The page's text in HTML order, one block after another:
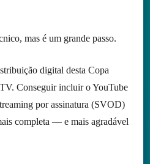
mas é um grande passo.
digital desta Copa
Conseguir incluir o YouTube
por assinatura (SVOD)
completa — e mais agradável